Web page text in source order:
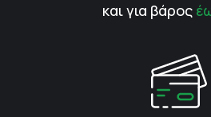
και για βάρος